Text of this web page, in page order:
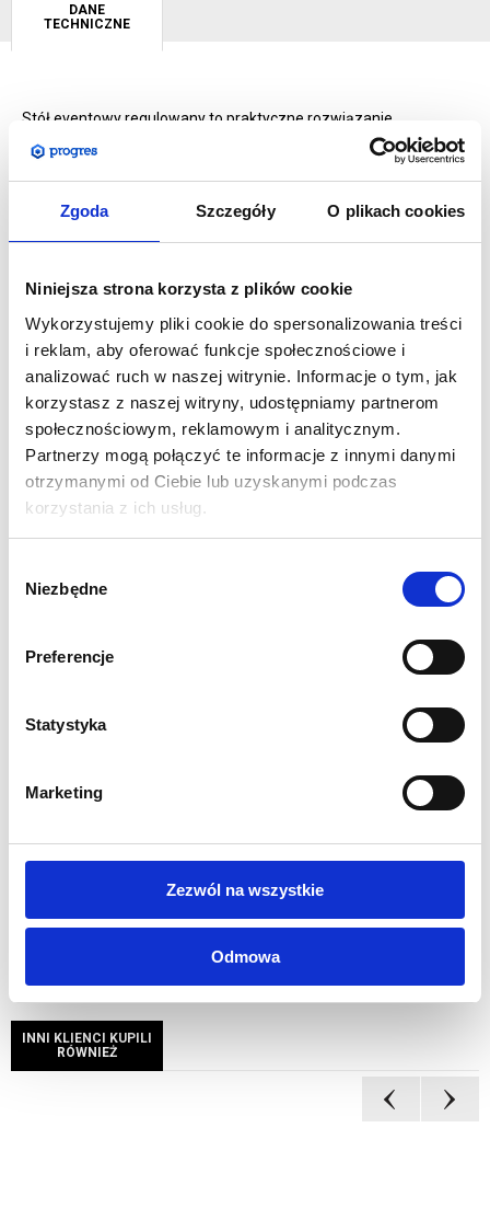
Zgoda Szczegóły O plikach cookies
Niniejsza strona korzysta z plików cookie
Wykorzystujemy pliki cookie do spersonalizowania treści
i reklam, aby oferować funkcje społecznościowe i
analizować ruch w naszej witrynie. Informacje o tym, jak
korzystasz z naszej witryny, udostępniamy partnerom
społecznościowym, reklamowym i analitycznym.
Partnerzy mogą połączyć te informacje z innymi danymi
otrzymanymi od Ciebie lub uzyskanymi podczas
korzystania z ich usług.
zgody
Niezbędne
Preferencje
Statystyka
Marketing
Zezwól na wszystkie
Odmowa
DANE
TECHNICZNE
Stół eventowy regulowany to praktyczne rozwiązanie
stworzone z myślą o wygodzie użytkowania podczas eventów,
zarazem trwałego aluminium, łączy solidność z
poręcznej torbie z uchwytami, ułatwiającej transport i
pozwala dopasować je do różnych
Dzięki regulowanym nogom wysokość stołu
można ustawić na kilku poziomach, a dodatkowa
możliwość indywidualnej regulacji każdej nogi pozwala na
stabilne ustawienie nawet na nierównym
podłożu.Opcjonalny nadruk na obudowie stołu nie tylko
zakrywa ramę, ale także tworzy dodatkową przestrzeń do
SPECYFIKACJA:
Wysokość regulowana : 68,5 cm, 74 cm, 81,5 cm, 90 cm,
97,5 cm
Udźwig: 30 kg
1 rok gwarancji
OPCJONALNIE DOSTĘPNE:
INNI KLIENCI KUPILI
RÓWNIEŻ